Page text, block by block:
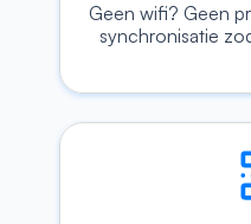
Geen wifi? Geen
synchronisatie